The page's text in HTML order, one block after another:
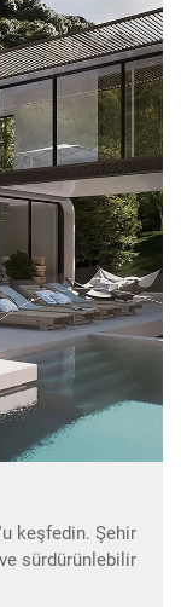
keşfedin. Şehir
sürdürünlebilir
sistemler,